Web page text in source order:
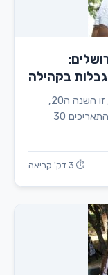
בקהילה
אקים ירושלים תקיים את הטרק השנתי שלה, זו השנה ה20,
למען דיירי העמותה. הטרק יתקיים השנה בין התאריכים 30
⏱ 3 דק' קריאה